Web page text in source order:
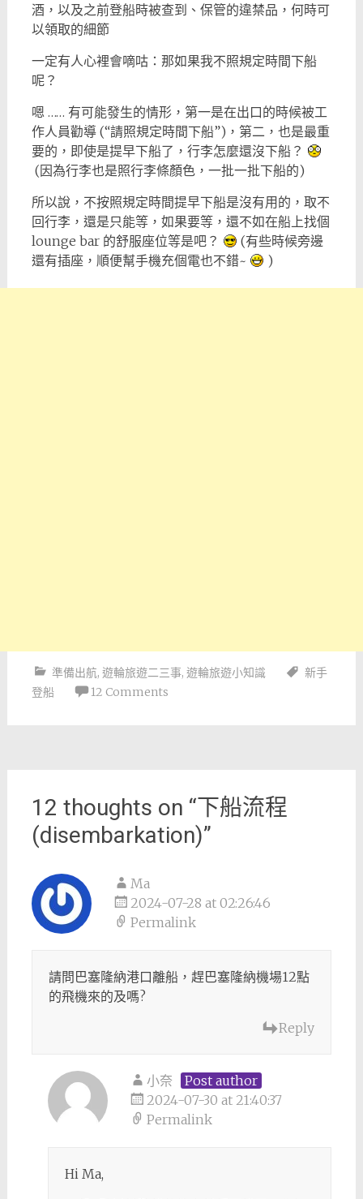
酒，以及之前登船時被查到、保管的違禁品，何時可
以領取的細節
一定有人心裡會嘀咕：那如果我不照規定時間下船
呢？
嗯 …… 有可能發生的情形，第一是在出口的時候被工
作人員勸導 (“請照規定時間下船”)，第二，也是最重
要的，即使是提早下船了，行李怎麼還沒下船？
(因為行李也是照行李條顏色，一批一批下船的)
所以說，不按照規定時間提早下船是沒有用的，取不
回行李，還是只能等，如果要等，還不如在船上找個
lounge bar 的舒服座位等是吧？
(有些時候旁邊
還有插座，順便幫手機充個電也不錯~
)
準備出航, 遊輪旅遊二三事, 遊輪旅遊小知識
新手
登船
12 Comments
navigation
12 thoughts on “下船流程
(disembarkation)”
Ma
2024-07-28 at 02:26:46
Permalink
請問巴塞隆納港口離船，趕巴塞隆納機場12點
的飛機來的及嗎?
Reply
小奈
Post author
2024-07-30 at 21:40:37
Permalink
Hi Ma,